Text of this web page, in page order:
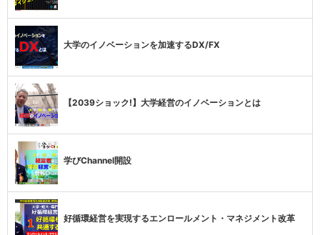
大学のイノベーションを加速するDX/FX
【2039ショック!】大学経営のイノベーションとは
学びChannel開設
好循環経営を実現するエンロールメント・マネジメント改革